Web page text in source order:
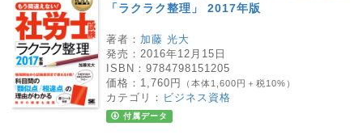
「ラクラク整理」 2017年版
著者： 加藤 光大
発売： 2016年12月15日
ISBN： 9784798151205
価格： 1,760円 （本体1,600円＋税10%）
カテゴリ： ビジネス資格
付属データ